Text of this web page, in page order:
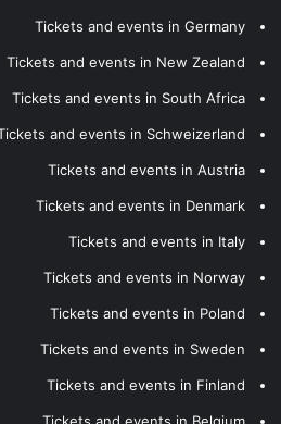
Tickets and events in Germany
Tickets and events in New Zealand
Tickets and events in South Africa
and events in Schweizerland
Tickets and events in Austria
Tickets and events in Denmark
Tickets and events in Italy
Tickets and events in Norway
Tickets and events in Poland
Tickets and events in Sweden
Tickets and events in Finland
Tickets and events in Belgium